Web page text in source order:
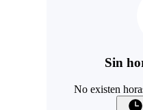
Sin
No existen